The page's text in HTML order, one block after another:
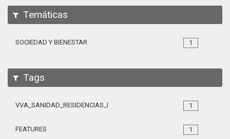
Temáticas
1
SOCIEDAD Y BIENESTAR
Tags
1
VVA_SANIDAD_RESIDENCIAS_MAYORES_105
1
FEATURES